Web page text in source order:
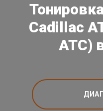
Cadillac
АТС)